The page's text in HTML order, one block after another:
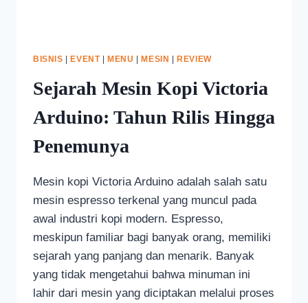
BISNIS EVENT| MENU MESIN REVIEW
Sejarah Mesin Kopi Victoria
Arduino: Tahun Rilis Hingga
Penemunya
Mesin kopi Victoria Arduino adalah salah satu
mesin espresso terkenal yang muncul pada
awal industri kopi modern. Espresso,
meskipun familiar bagi banyak orang, memiliki
sejarah yang panjang dan menarik. Banyak
yang tidak mengetahui bahwa minuman ini
lahir dari mesin yang diciptakan melalui proses